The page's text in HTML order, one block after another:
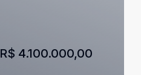
R$ 4.100.000,00